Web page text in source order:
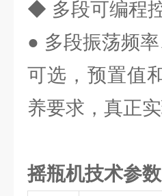
◆ 多段可编程
● 多段振荡频
可选，预置值
养要求，真正
摇瓶机技术参数